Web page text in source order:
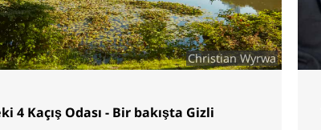
Christian Wyrwa
4 Kaçış Odası - Bir bakışta Gizli